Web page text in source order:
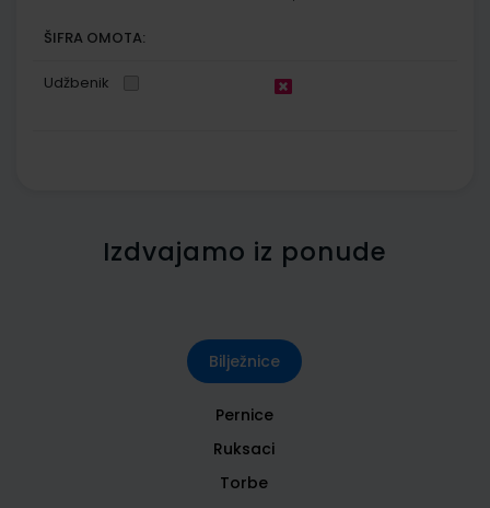
ŠIFRA OMOTA:
Udžbenik
Izdvajamo iz ponude
Bilježnice
Pernice
Ruksaci
Torbe